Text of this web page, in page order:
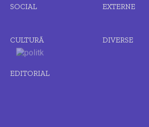
SOCIAL EXTERNE
CULTURĂ DIVERSE
EDITORIAL